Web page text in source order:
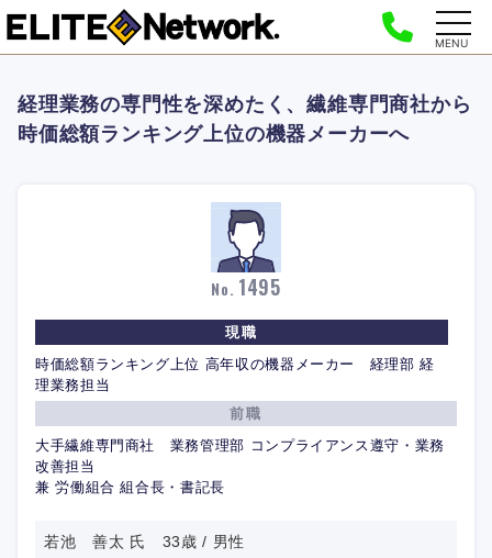
MENU
経理業務の専門性を深めたく、繊維専門商社から
時価総額ランキング上位の機器メーカーへ
No. 1495
現職
時価総額ランキング上位 高年収の機器メーカー 経理部 経
理業務担当
前職
大手繊維専門商社 業務管理部 コンプライアンス遵守・業務
改善担当
兼 労働組合 組合長・書記長
若池 善太 氏 33歳 / 男性